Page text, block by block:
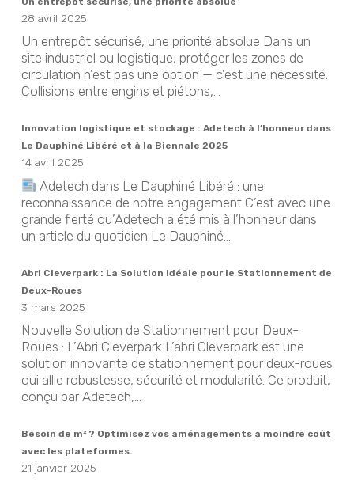
28 avril 2025
Un entrepôt sécurisé, une priorité absolue Dans un
site industriel ou logistique, protéger les zones de
circulation n’est pas une option — c’est une nécessité.
Collisions entre engins et piétons,...
Innovation logistique et stockage : Adetech à l’honneur dans
Le Dauphiné Libéré et à la Biennale 2025
14 avril 2025
Adetech dans Le Dauphiné Libéré : une
reconnaissance de notre engagement C’est avec une
grande fierté qu’Adetech a été mis à l’honneur dans
un article du quotidien Le Dauphiné...
Abri Cleverpark : La Solution Idéale pour le Stationnement de
Deux-Roues
3 mars 2025
Nouvelle Solution de Stationnement pour Deux-
Roues : L’Abri Cleverpark L’abri Cleverpark est une
solution innovante de stationnement pour deux-roues
qui allie robustesse, sécurité et modularité. Ce produit,
conçu par Adetech,...
Besoin de m² ? Optimisez vos aménagements à moindre coût
avec les plateformes.
21 janvier 2025